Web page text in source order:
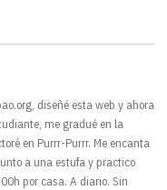
diseñé esta web y ahora
me gradué en la
en Purrr-Purrr. Me encanta
a una estufa y practico
por casa. A diario. Sin